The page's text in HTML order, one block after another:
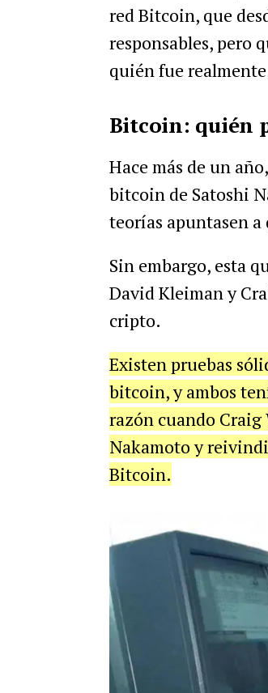
red Bitcoin, que
responsables, pero
quién fue
Bitcoin: quién
Hace más de un
bitcoin de Satoshi
teorías apuntasen a
Sin embargo, esta
David Kleiman y
cripto.
Existen pruebas
bitcoin, y ambos
razón cuando Craig
Nakamoto y
Bitcoin.